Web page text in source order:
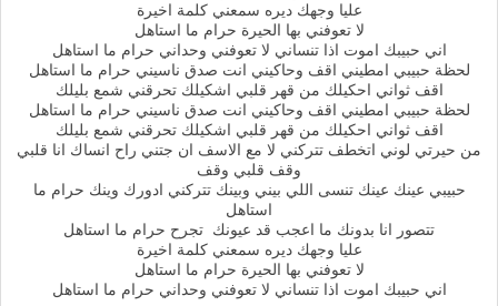
عليا وجهك ديره سمعني كلمة اخيرة
لا تعوفني بها الحيرة حرام ما استاهل
اني حبيبك اموت اذا تنساني لا تعوفني وحداني حرام ما استاهل
لحظة حبيبي امطيني اقف وحاكيني انت صدق ناسيني حرام ما استاهل
اقف ثواني احكيلك من قهر قلبي اشكيلك تحرقني شمع بليلك
لحظة حبيبي امطيني اقف وحاكيني انت صدق ناسيني حرام ما استاهل
اقف ثواني احكيلك من قهر قلبي اشكيلك تحرقني شمع بليلك
من حيرتي لوني اتخطف تتركني لا مع الاسف ان جتني راح انساك انا قلبي
وقف قلبي وقف
حبيبي عينك عينك تنسى اللي بيني وبينك تتركني ادورك وينك حرام ما
استاهل
تتصور انا بدونك ما اعجب قد عيونك تجرح حرام ما استاهل
عليا وجهك ديره سمعني كلمة اخيرة
لا تعوفني بها الحيرة حرام ما استاهل
اني حبيبك اموت اذا تنساني لا تعوفني وحداني حرام ما استاهل